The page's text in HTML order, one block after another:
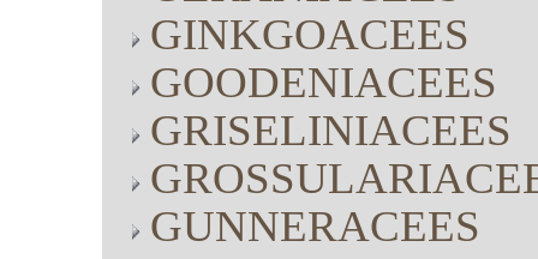
GINKGOACEES
GOODENIACEES
GRISELINIACEES
GUNNERACEES